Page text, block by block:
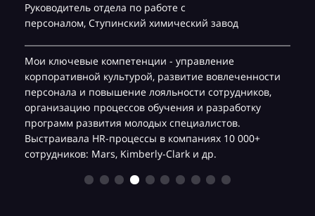
Руководитель отдела по работе с
персоналом, Ступинский химический завод
Мои ключевые компетенции - управление
корпоративной культурой, развитие вовлеченности
персонала и повышение лояльности сотрудников,
организацию процессов обучения и разработку
программ развития молодых специалистов.
Выстраивала HR-процессы в компаниях 10 000+
сотрудников: Mars, Kimberly-Clark и др.